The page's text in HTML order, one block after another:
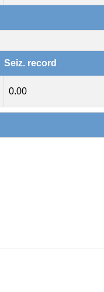
Seiz. record
0.00